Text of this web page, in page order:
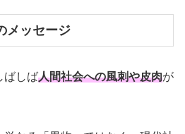
メッセージ
ばしば人間社会への風刺や皮肉が